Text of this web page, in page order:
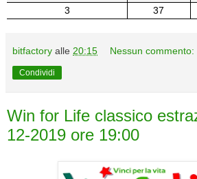
3
37
bitfactory alle 20:15 Nessun commento:
Condividi
Win for Life classico
12-2019 ore 19:00